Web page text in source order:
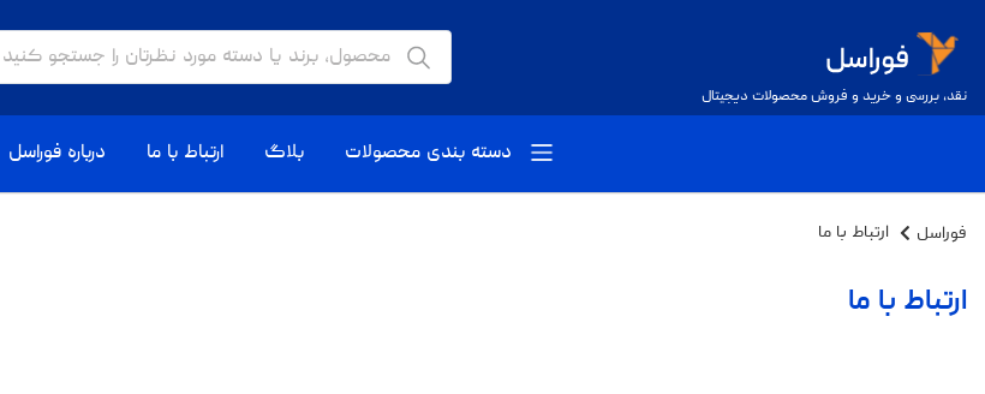
نقد، بررسی و خرید و فروش محصولات دیجیتال
دسته بندی محصولات بلاگ ارتباط با ما درباره فوراسل
فوراسل ارتباط با ما
ارتباط با ما